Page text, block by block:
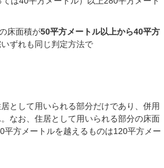
床面積が50平方メートル以上から40平方
ずれも同じ判定方法で
として用いられる部分だけであり、併用
なお、住居として用いられる部分の床面
方メートルを越えるものは120平方メー